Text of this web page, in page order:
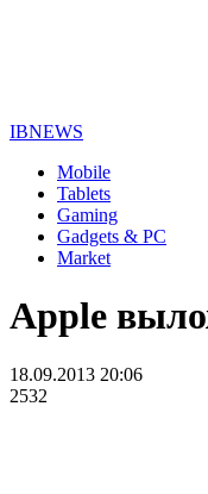
IBNEWS
Mobile
Tablets
Gaming
Gadgets & PC
Market
Apple
18.09.2013 20:06
2532